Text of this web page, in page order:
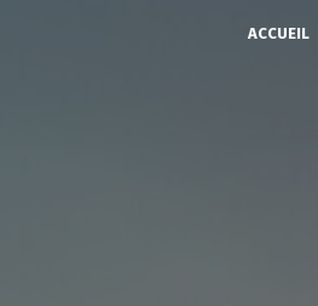
ACCUEIL